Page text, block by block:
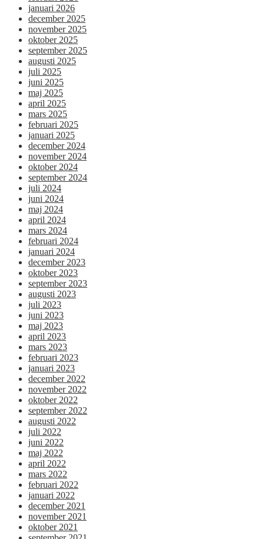
januari 2026
december 2025
november 2025
oktober 2025
september 2025
augusti 2025
juli 2025
juni 2025
maj 2025
april 2025
mars 2025
februari 2025
januari 2025
december 2024
november 2024
oktober 2024
september 2024
juli 2024
juni 2024
maj 2024
april 2024
mars 2024
februari 2024
januari 2024
december 2023
oktober 2023
september 2023
augusti 2023
juli 2023
juni 2023
maj 2023
april 2023
mars 2023
februari 2023
januari 2023
december 2022
november 2022
oktober 2022
september 2022
augusti 2022
juli 2022
juni 2022
maj 2022
april 2022
mars 2022
februari 2022
januari 2022
december 2021
november 2021
oktober 2021